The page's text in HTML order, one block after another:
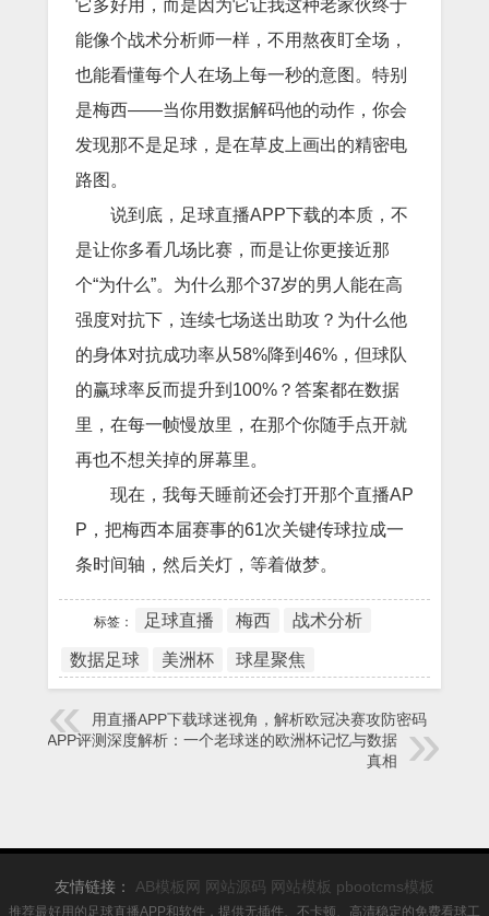
它多好用，而是因为它让我这种老家伙终于
能像个战术分析师一样，不用熬夜盯全场，
也能看懂每个人在场上每一秒的意图。特别
是梅西——当你用数据解码他的动作，你会
发现那不是足球，是在草皮上画出的精密电
路图。
说到底，足球直播APP下载的本质，不
是让你多看几场比赛，而是让你更接近那
个“为什么”。为什么那个37岁的男人能在高
强度对抗下，连续七场送出助攻？为什么他
的身体对抗成功率从58%降到46%，但球队
的赢球率反而提升到100%？答案都在数据
里，在每一帧慢放里，在那个你随手点开就
再也不想关掉的屏幕里。
现在，我每天睡前还会打开那个直播AP
P，把梅西本届赛事的61次关键传球拉成一
条时间轴，然后关灯，等着做梦。
标签： 足球直播 梅西 战术分析
数据足球 美洲杯 球星聚焦
用直播APP下载球迷视角，解析欧冠决赛攻防密码
直播APP评测深度解析：一个老球迷的欧洲杯记忆与数据
真相
友情链接： AB模板网 网站源码 网站模板 pbootcms模板
推荐最好用的足球直播APP和软件，提供无插件、不卡顿、高清稳定的免费看球工